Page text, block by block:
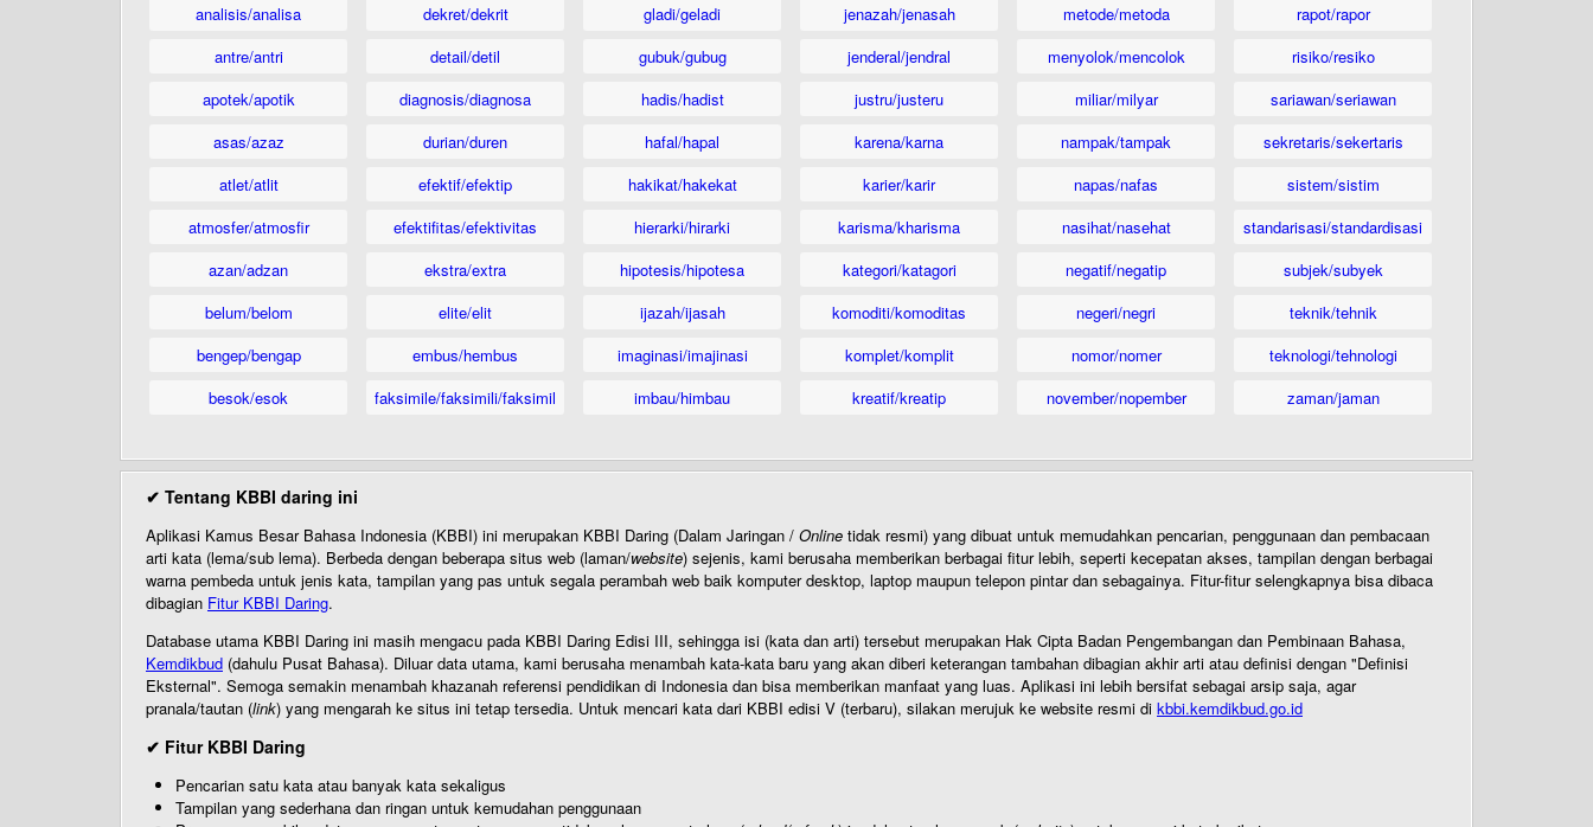
analisis/analisa
antre/antri
apotek/apotik
asas/azaz
atlet/atlit
atmosfer/atmosfir
azan/adzan
belum/belom
bengep/bengap
besok/esok
dekret/dekrit
detail/detil
diagnosis/diagnosa
durian/duren
efektif/efektip
efektifitas/efektivitas
ekstra/extra
elite/elit
embus/hembus
faksimile/faksimili/faksimil
gladi/geladi
gubuk/gubug
hadis/hadist
hafal/hapal
hakikat/hakekat
hierarki/hirarki
hipotesis/hipotesa
ijazah/ijasah
imaginasi/imajinasi
imbau/himbau
jenazah/jenasah
jenderal/jendral
justru/justeru
karena/karna
karier/karir
karisma/kharisma
kategori/katagori
komoditi/komoditas
komplet/komplit
kreatif/kreatip
metode/metoda
menyolok/mencolok
miliar/milyar
nampak/tampak
napas/nafas
nasihat/nasehat
negatif/negatip
negeri/negri
nomor/nomer
november/nopember
rapot/rapor
risiko/resiko
sariawan/seriawan
sekretaris/sekertaris
sistem/sistim
standarisasi/standardisasi
subjek/subyek
teknik/tehnik
teknologi/tehnologi
zaman/jaman
✔ Tentang KBBI daring ini
Aplikasi Kamus Besar Bahasa Indonesia (KBBI) ini merupakan KBBI Daring (Dalam Jaringan / Online tidak resmi) yang dibuat untuk memudahkan pencarian, penggunaan dan pembacaan
arti kata (lema/sub lema). Berbeda dengan beberapa situs web (laman/website) sejenis, kami berusaha memberikan berbagai fitur lebih, seperti kecepatan akses, tampilan dengan berbagai
warna pembeda untuk jenis kata, tampilan yang pas untuk segala perambah web baik komputer desktop, laptop maupun telepon pintar dan sebagainya. Fitur-fitur selengkapnya bisa dibaca
dibagian Fitur KBBI Daring.
Database utama KBBI Daring ini masih mengacu pada KBBI Daring Edisi III, sehingga isi (kata dan arti) tersebut merupakan Hak Cipta Badan Pengembangan dan Pembinaan Bahasa,
Kemdikbud (dahulu Pusat Bahasa). Diluar data utama, kami berusaha menambah kata-kata baru yang akan diberi keterangan tambahan dibagian akhir arti atau definisi dengan "Definisi
Eksternal". Semoga semakin menambah khazanah referensi pendidikan di Indonesia dan bisa memberikan manfaat yang luas. Aplikasi ini lebih bersifat sebagai arsip saja, agar
pranala/tautan (link) yang mengarah ke situs ini tetap tersedia. Untuk mencari kata dari KBBI edisi V (terbaru), silakan merujuk ke website resmi di kbbi.kemdikbud.go.id
✔ Fitur KBBI Daring
Pencarian satu kata atau banyak kata sekaligus
Tampilan yang sederhana dan ringan untuk kemudahan penggunaan